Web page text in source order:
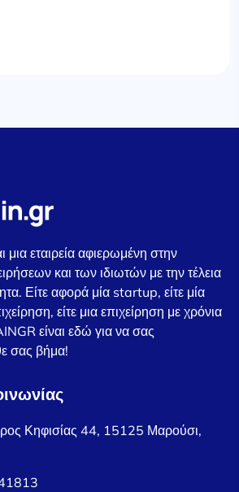
εταιρεία αφιερωμένη στην
και των ιδιωτών με την τέλεια
Είτε αφορά μία startup, είτε μία
είτε μια επιχείρηση με χρόνια
είναι εδώ για να σας
σας βήμα!
Κηφισίας 44, 15125 Μαρούσι,